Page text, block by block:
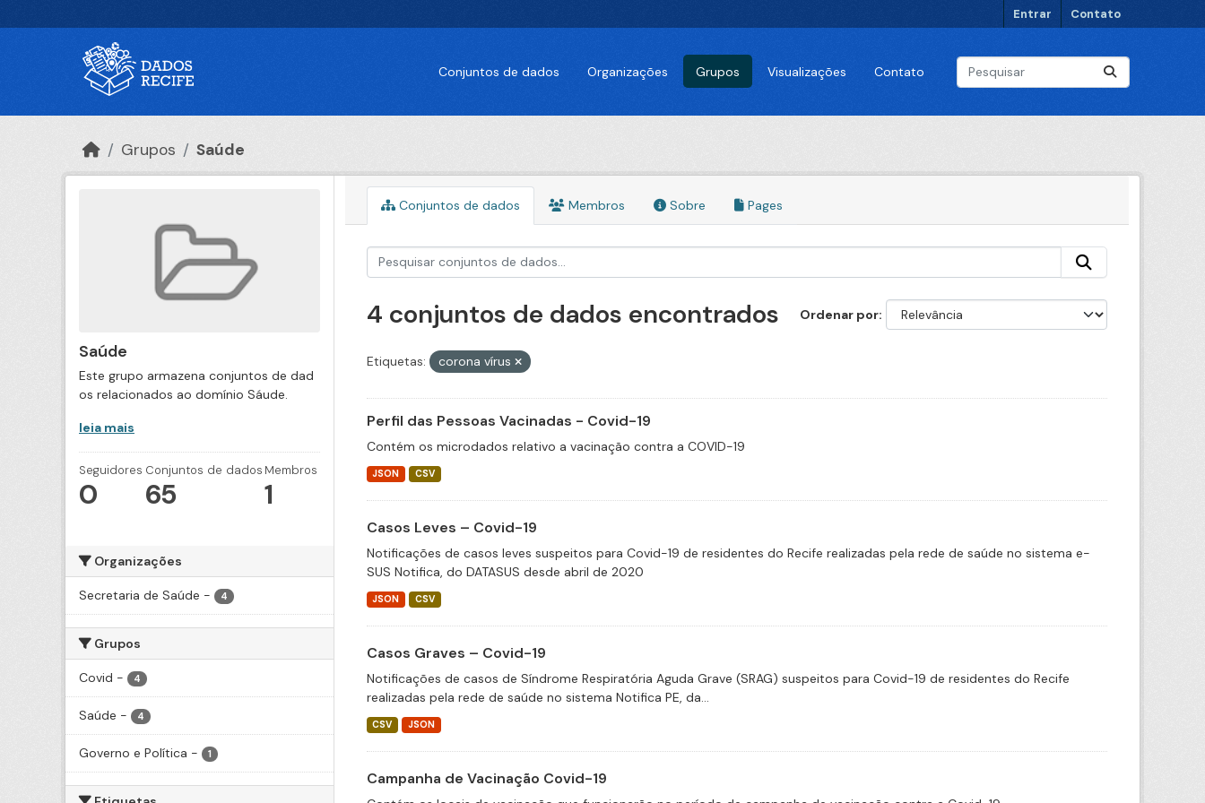
Entrar Contato
Conjuntos de dados Organizações Grupos Visualizações Contato
Grupos Saúde
Saúde
Este grupo armazena conjuntos de dad
os relacionados ao domínio Sáude.
leia mais
Seguidores
0
Conjuntos de dados
65
Membros
1
Organizações
Secretaria de Saúde - 4
Grupos
Covid - 4
Saúde - 4
Governo e Política - 1
Conjuntos de dados Membros Sobre Pages
Ordenar por
4 conjuntos de dados encontrados
Etiquetas: corona vírus
Perfil das Pessoas Vacinadas - Covid-19
Contém os microdados relativo a vacinação contra a COVID-19
JSON CSV
Casos Leves – Covid-19
Notificações de casos leves suspeitos para Covid-19 de residentes do Recife realizadas pela rede de saúde no sistema e-
SUS Notifica, do DATASUS desde abril de 2020
JSON CSV
Casos Graves – Covid-19
Notificações de casos de Síndrome Respiratória Aguda Grave (SRAG) suspeitos para Covid-19 de residentes do Recife
realizadas pela rede de saúde no sistema Notifica PE, da...
CSV JSON
Campanha de Vacinação Covid-19